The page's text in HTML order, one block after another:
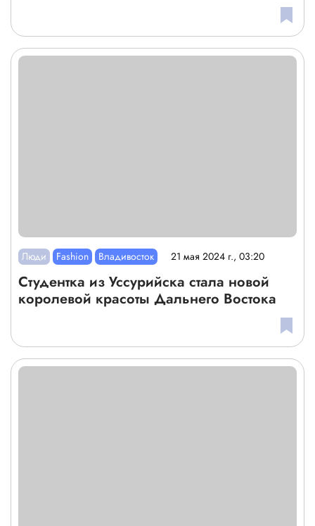
Люди Fashion Владивосток 21 мая 2024 г., 03:20
Студентка из Уссурийска стала новой
королевой красоты Дальнего Востока